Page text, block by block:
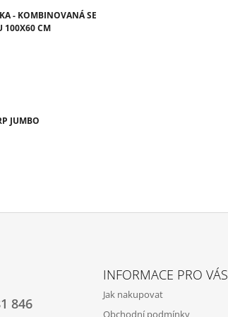
- KOMBINOVANÁ SE
100X60 CM
JUMBO
846
INFORMACE PRO VÁS
Jak nakupovat
Obchodní podmínky